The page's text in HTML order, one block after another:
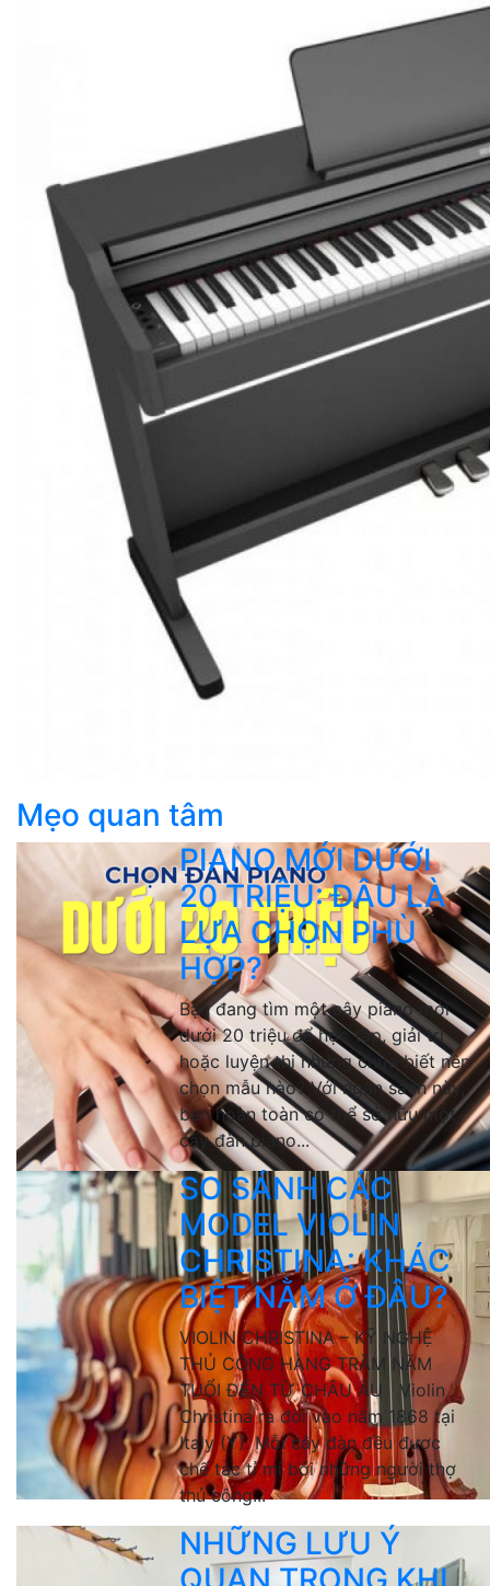
Mẹo quan tâm
PIANO MỚI DƯỚI
20 TRIỆU: ĐÂU LÀ
LỰA CHỌN PHÙ
HỢP?
Bạn đang tìm một cây piano mới
dưới 20 triệu để học tập, giải trí
hoặc luyện thi nhưng chưa biết nên
chọn mẫu nào? Với ngân sách này,
bạn hoàn toàn có thể sở hữu một
cây đàn piano...
SO SÁNH CÁC
MODEL VIOLIN
CHRISTINA: KHÁC
BIỆT NẰM Ở ĐÂU?
VIOLIN CHRISTINA – KỸ NGHỆ
THỦ CÔNG HÀNG TRĂM NĂM
TUỔI ĐẾN TỪ CHÂU ÂU Violin
Christina ra đời vào năm 1868 tại
Italy (Ý). Mỗi cây đàn đều được
chế tác tỉ mỉ bởi những người thợ
thủ công...
NHỮNG LƯU Ý